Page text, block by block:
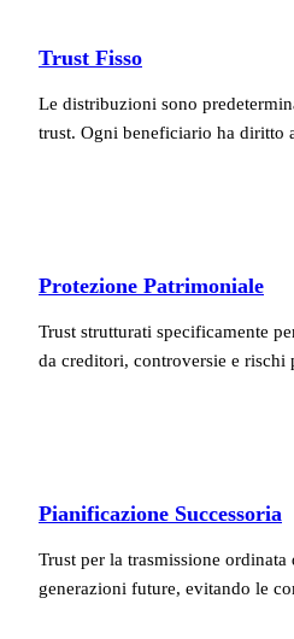
Trust Fisso
Le distribuzioni sono
trust. Ogni beneficiario ha diritto
Protezione Patrimoniale
Trust strutturati specificamente
da creditori, controversie e rischi
Pianificazione Successoria
Trust per la trasmissione
generazioni future, evitando le